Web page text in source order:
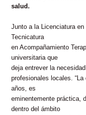
salud.
Junto a la Licenciatura
Tecnicatura
en Acompañamiento
universitaria que
deja entrever la
profesionales locales.
años, es
eminentemente práctica,
dentro del ámbito